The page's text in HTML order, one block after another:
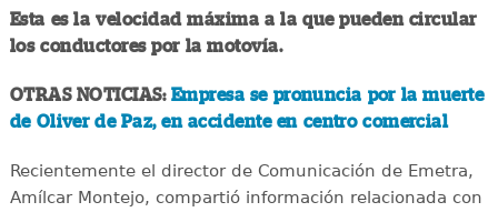
Esta es la velocidad máxima a la que pueden circular
los conductores por la motovía.
OTRAS NOTICIAS: Empresa se pronuncia por la muerte
de Oliver de Paz, en accidente en centro comercial
Recientemente el director de Comunicación de Emetra,
Amílcar Montejo, compartió información relacionada con